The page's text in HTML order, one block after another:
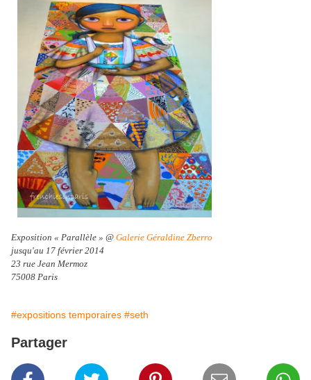
Exposition « Parallèle » @ Galerie Géraldine Zberro
jusqu'au 17 février 2014
23 rue Jean Mermoz
75008 Paris
#expositions temporaires #seth
Partager